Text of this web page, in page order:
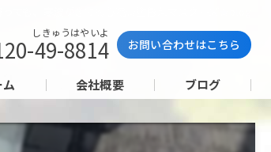
しきゅうはやいよ
49-8814 お問い合わせはこちら
会社概要 ブログ